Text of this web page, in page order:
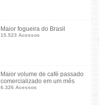
Maior fogueira do Brasil
15.523 Acessos
Maior volume de café passado
comercializado em um mês
6.326 Acessos